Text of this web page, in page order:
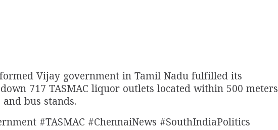
Vijay government in Tamil Nadu fulfilled its
717 TASMAC liquor outlets located within 500 meters
bus stands.
#TASMAC #ChennaiNews #SouthIndiaPolitics